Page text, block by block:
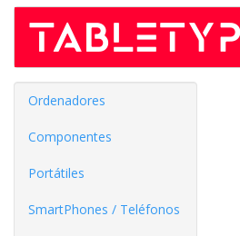
Ordenadores
Componentes
Portátiles
SmartPhones / Teléfonos